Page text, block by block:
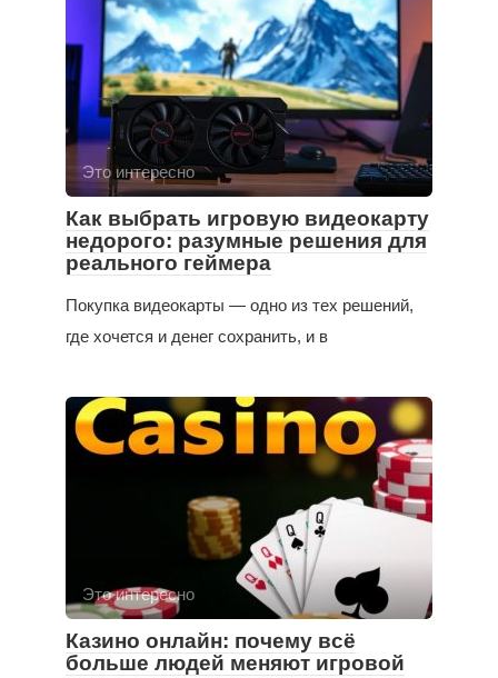
Это интересно
Как выбрать игровую видеокарту
недорого: разумные решения для
реального геймера
Покупка видеокарты — одно из тех решений,
где хочется и денег сохранить, и в
Это интересно
Казино онлайн: почему всё
больше людей меняют игровой